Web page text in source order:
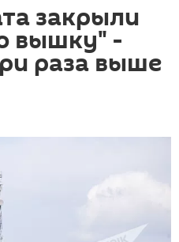
закрыли
вышку" -
раза выше